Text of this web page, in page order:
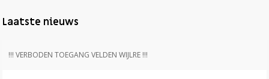
Laatste nieuws
!!! VERBODEN TOEGANG VELDEN WIJLRE !!!